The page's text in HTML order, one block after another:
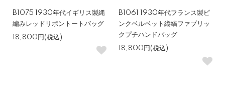
B1075 1930年代イギリス製縄
編みレッドリボントートバッグ
18,800円(税込)
B1061 1930年代フランス製ピ
ンクベルベット縦縞ファブリッ
クプチハンドバッグ
18,800円(税込)